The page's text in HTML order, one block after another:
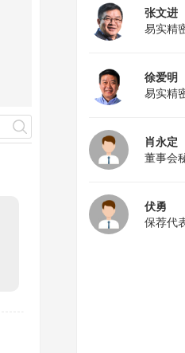
张文进
易实精
徐爱明
易实精
肖永定
董事会
伏勇
保荐代